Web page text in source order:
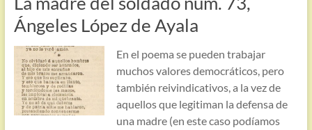
Ángeles López de Ayala
En el poema se pueden trabajar
muchos valores democráticos, pero
también reivindicativos, a la vez de
aquellos que legitiman la defensa de
una madre (en este caso podíamos